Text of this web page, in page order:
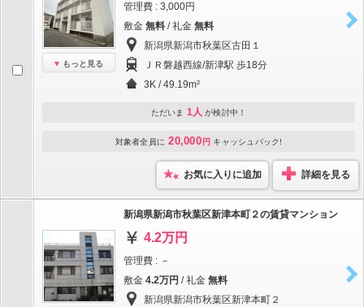
もっと見る
管理費 : 3,000円
敷金 無料 / 礼金 無料
新潟県新潟市秋葉区古田１
ＪＲ磐越西線/新津駅 歩18分
3K / 49.19m²
ただいま 1人 が検討中！
対象者全員に 20,000 円 キャッシュバック!
お気に入りに追加 詳細を見る
新潟県新潟市秋葉区新津本町２の賃貸マンション
4.2万円
管理費 : －
敷金 4.2万円 / 礼金 無料
新潟県新潟市秋葉区新津本町２